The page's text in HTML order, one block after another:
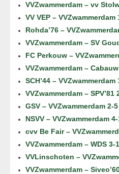
VVZwammerdam – vv
VV VEP – VVZwammerdam
Rohda’76 –
VVZwammerdam – SV
FC Perkouw –
VVZwammerdam –
SCH’44 – VVZwammerdam
VVZwammerdam – SPV’81
GSV – VVZwammerdam 2-5
NSVV – VVZwammerdam
cvv Be Fair –
VVZwammerdam – WDS 3-1
VVLinschoten –
VVZwammerdam –